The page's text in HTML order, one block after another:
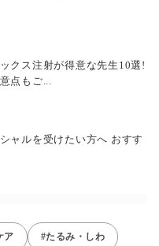
クス注射が得意な先生10選!
点もご...
ャルを受けたい方へ おすす
ア #たるみ・しわ